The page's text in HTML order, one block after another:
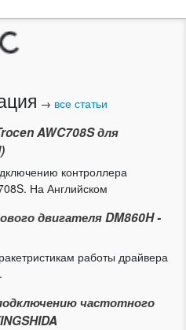
→ все статьи
AWC708S для
контроллера
На Английском
двигателя DM860H -
работы драйвера
частотного